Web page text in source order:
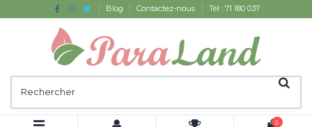
Blog Contactez-nous Tél : 71 180 037
0